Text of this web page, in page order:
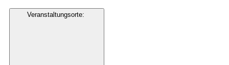
Veranstaltungsorte: